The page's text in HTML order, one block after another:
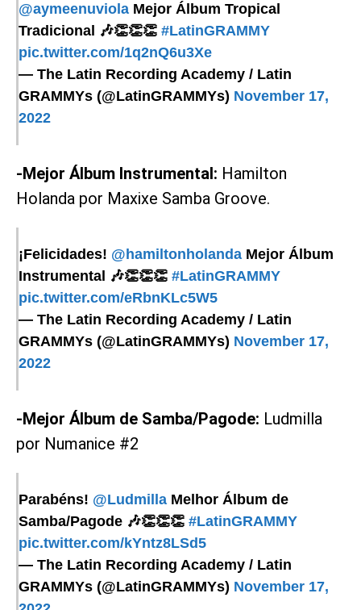
@aymeenuviola Mejor Álbum Tropical
Tradicional 🎶👏👏👏 #LatinGRAMMY
pic.twitter.com/1q2nQ6u3Xe
— The Latin Recording Academy / Latin
GRAMMYs (@LatinGRAMMYs) November 17,
2022
-Mejor Álbum Instrumental: Hamilton
Holanda por Maxixe Samba Groove.
¡Felicidades! @hamiltonholanda Mejor Álbum
Instrumental 🎶👏👏👏 #LatinGRAMMY
pic.twitter.com/eRbnKLc5W5
— The Latin Recording Academy / Latin
GRAMMYs (@LatinGRAMMYs) November 17,
2022
-Mejor Álbum de Samba/Pagode: Ludmilla
por Numanice #2
Parabéns! @Ludmilla Melhor Álbum de
Samba/Pagode 🎶👏👏👏 #LatinGRAMMY
pic.twitter.com/kYntz8LSd5
— The Latin Recording Academy / Latin
GRAMMYs (@LatinGRAMMYs) November 17,